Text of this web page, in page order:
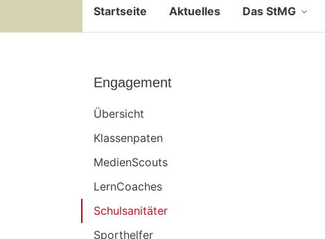
Startseite Aktuelles Das StMG
Engagement
Übersicht
Klassenpaten
MedienScouts
LernCoaches
Schulsanitäter
Sporthelfer